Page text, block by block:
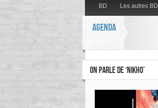
BD Les autres BD
AGENDA
ON PARLE DE ‘NIKHO’